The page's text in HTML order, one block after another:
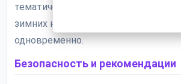
тематический интерьер комнаты.
зимних нарядов — шапки с
одновременно.
Безопасность и рекомендации